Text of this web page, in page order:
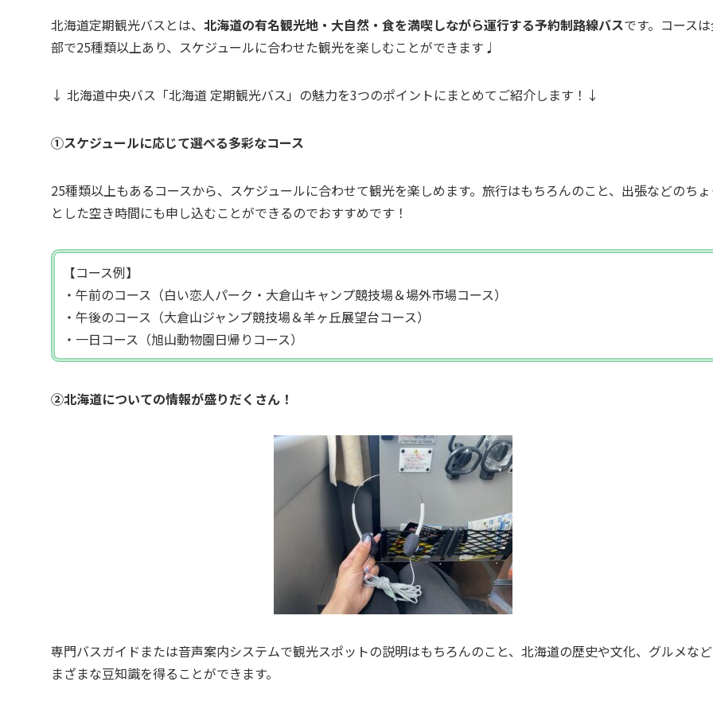
北海道定期観光バスとは、 北海道の有名観光地・大自然・食を満喫しながら運行する予約制路線バスです。コース
部で25種類以上あり、スケジュールに合わせた観光を楽しむことができます♩
↓ 北海道中央バス「北海道 定期観光バス」の魅力を3つのポイントにまとめてご紹介します！↓
①スケジュールに応じて選べる多彩なコース
25種類以上もあるコースから、スケジュールに合わせて観光を楽しめます。旅行はもちろんのこと、出張などのち
とした空き時間にも申し込むことができるのでおすすめです！
【コース例】
・午前のコース（白い恋人パーク・大倉山キャンプ競技場＆場外市場コース）
・午後のコース（大倉山ジャンプ競技場＆羊ヶ丘展望台コース）
・一日コース（旭山動物園日帰りコース）
②北海道についての情報が盛りだくさん！
専門バスガイドまたは音声案内システムで観光スポットの説明はもちろんのこと、北海道の歴史や文化、グルメな
まざまな豆知識を得ることができます。